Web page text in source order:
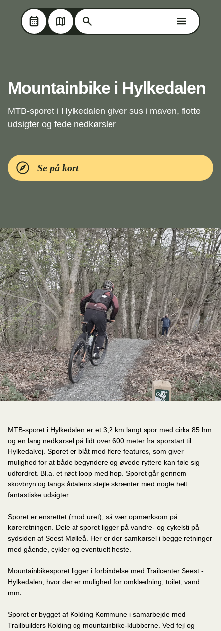
Skip til hovedindholdet
Søg på Oplev Kolding
Søg på Oplev Kolding
Mountainbike i Hylkedalen
MTB-sporet i Hylkedalen giver sus i maven, flotte
udsigter og fede nedkørsler
Se på kort
MTB-sporet i Hylkedalen er et 3,2 km langt spor med cirka 85 hm
og en lang nedkørsel på lidt over 600 meter fra sporstart til
Hylkedalvej. Sporet er blåt med flere features, som giver
mulighed for at både begyndere og øvede ryttere kan føle sig
udfordret. Bl.a. et rødt loop med hop. Sporet går gennem
skovbryn og langs ådalens stejle skrænter med nogle helt
fantastiske udsigter.
Sporet er ensrettet (mod uret), så vær opmærksom på
køreretningen. Dele af sporet ligger på vandre- og cykelsti på
sydsiden af Seest Mølleå. Her er der samkørsel i begge retninger
med gående, cykler og eventuelt heste.
Mountainbikesporet ligger i forbindelse med Trailcenter Seest -
Hylkedalen, hvor der er mulighed for omklædning, toilet, vand
mm.
Sporet er bygget af Kolding Kommune i samarbejde med
Trailbuilders Kolding og mountainbike-klubberne. Ved fejl og